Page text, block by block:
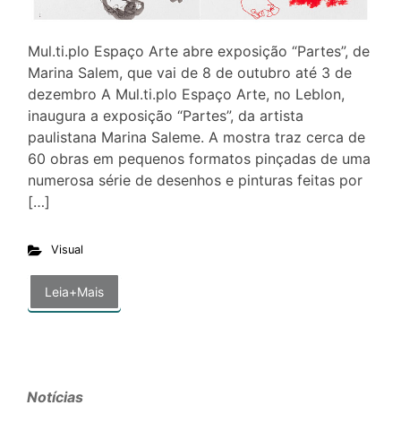
Mul.ti.plo Espaço Arte abre exposição “Partes”, de
Marina Salem, que vai de 8 de outubro até 3 de
dezembro A Mul.ti.plo Espaço Arte, no Leblon,
inaugura a exposição “Partes”, da artista
paulistana Marina Saleme. A mostra traz cerca de
60 obras em pequenos formatos pinçadas de uma
numerosa série de desenhos e pinturas feitas por
[…]
Visual
Leia+Mais
Notícias